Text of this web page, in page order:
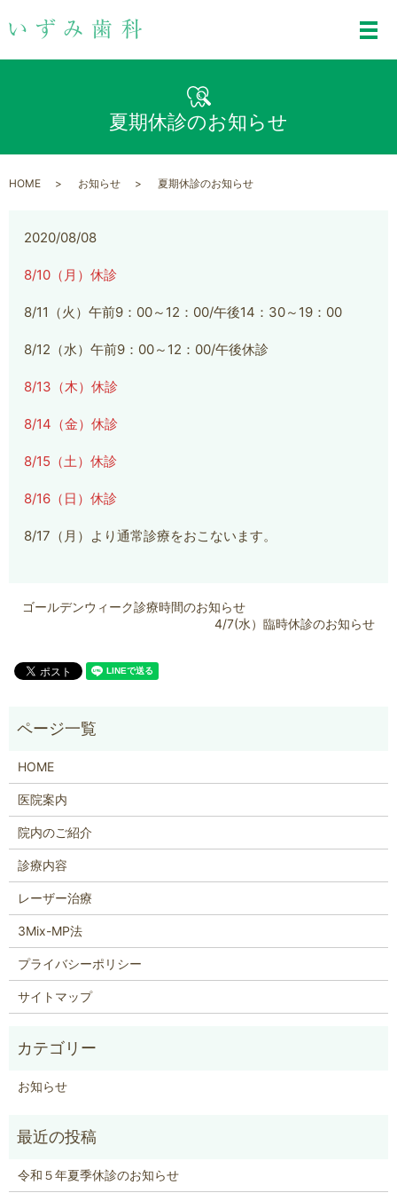
メ
夏期休診のお知らせ
HOME お知らせ 夏期休診のお知らせ
2020/08/08
8/10（月）休診
8/11（火）午前9：00～12：00/午後14：30～19：00
8/12（水）午前9：00～12：00/午後休診
8/13（木）休診
8/14（金）休診
8/15（土）休診
8/16（日）休診
8/17（月）より通常診療をおこないます。
ゴールデンウィーク診療時間のお知らせ
4/7(水）臨時休診のお知らせ
HOME
医院案内
院内のご紹介
診療内容
レーザー治療
3Mix-MP法
プライバシーポリシー
サイトマップ
お知らせ
令和５年夏季休診のお知らせ